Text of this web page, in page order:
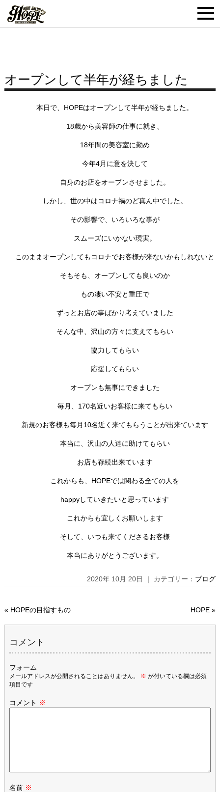
オープンして半年が経ちました
本日で、HOPEはオープンして半年が経ちました。
18歳から美容師の仕事に就き、
18年間の美容室に勤め
今年4月に意を決して
自身のお店をオープンさせました。
しかし、世の中はコロナ禍のど真ん中でした。
その影響で、いろいろな事が
スムーズにいかない現実。
このままオープンしてもコロナでお客様が来ないかもしれないと
そもそも、オープンしても良いのか
もの凄い不安と重圧で
ずっとお店の事ばかり考えていました
そんな中、沢山の方々に支えてもらい
協力してもらい
応援してもらい
オープンも無事にできました
毎月、170名近いお客様に来てもらい
新規のお客様も毎月10名近く来てもらうことが出来ています
本当に、沢山の人達に助けてもらい
お店も存続出来ています
これからも、HOPEでは関わる全ての人を
happyしていきたいと思っています
これからも宜しくお願いします
そして、いつも来てくださるお客様
本当にありがとうございます。
2020年 10月 20日 ｜ カテゴリー： ブログ
« HOPEの目指すもの HOPE »
コメント
フォーム
メールアドレスが公開されることはありません。 ※ が付いている欄は必須
項目です
コメント ※
名前 ※